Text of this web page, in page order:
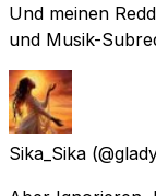
Und meinen
und Musik-
Sika_Sika